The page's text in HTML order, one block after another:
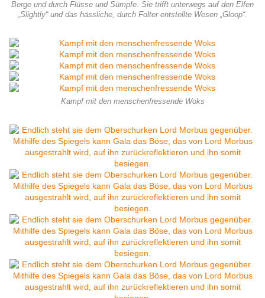
Berge und durch Flüsse und Sümpfe. Sie trifft unterwegs auf den Elfen
„Slightly“ und das hässliche, durch Folter entstellte Wesen „Gloop“.
Kampf mit den menschenfressende Woks